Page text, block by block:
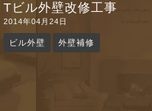
Tビル外壁改修工事
2014年04月24日
ビル外壁 外壁補修